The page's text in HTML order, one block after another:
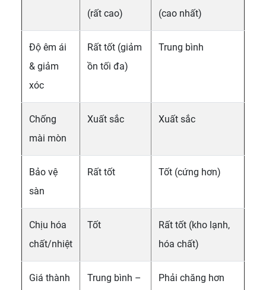
(rất cao) (cao nhất)
Độ êm ái
& giảm
xóc
Rất tốt (giảm
ồn tối đa)
Trung bình
Chống
mài mòn
Xuất sắc Xuất sắc
Bảo vệ
sàn
Rất tốt Tốt (cứng hơn)
Chịu hóa
chất/nhiệt
Tốt
Rất tốt (kho lạnh,
hóa chất)
Giá thành
Trung bình –
Phải chăng hơn